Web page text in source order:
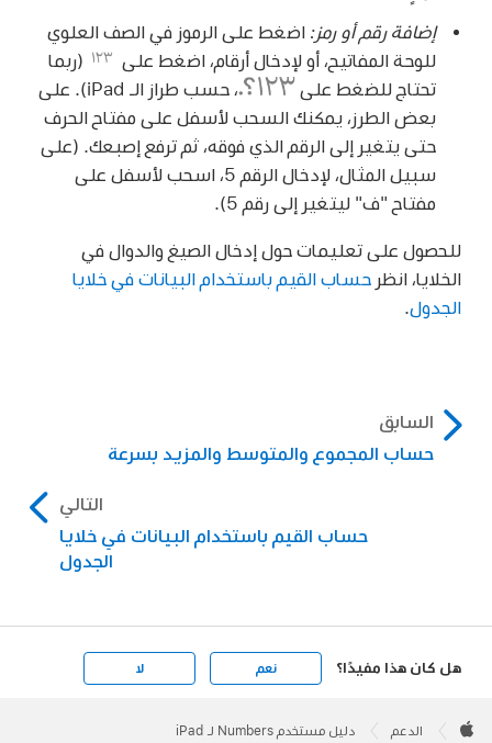
إضافة رقم أو رمز:اضغط على الرموز في الصف العلوي
للوحة المفاتيح، أو لإدخال أرقام، اضغط على
(ربما
تحتاج للضغط على
،
حسب طراز الـ iPad). على
بعض الطرز، يمكنك السحب لأسفل على مفتاح الحرف
حتى يتغير إلى الرقم الذي فوقه، ثم ترفع إصبعك. (على
سبيل المثال، لإدخال الرقم 5، اسحب لأسفل على
مفتاح "ف" ليتغير إلى رقم 5).
للحصول على تعليمات حول إدخال الصيغ والدوال في
الخلايا، انظر حساب القيم باستخدام البيانات في خلايا
الجدول
السابق
حساب المجموع والمتوسط والمزيد بسرعة
التالي
حساب القيم باستخدام البيانات في خلايا
الجدول
هل كان هذا مفيدًا؟ نعم لا
Footer

الدعم دليل مستخدم Numbers لـ iPad